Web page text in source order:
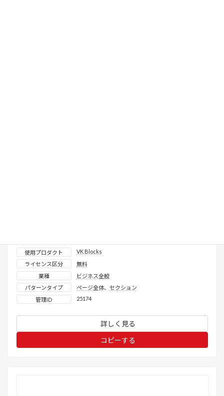
使用プロダクト
VK Blocks
ライセンス区分
無料
業種
ビジネス全般
パターンタイプ
ページ全体、 セクション
管理ID
25174
詳しく見る
コピーする